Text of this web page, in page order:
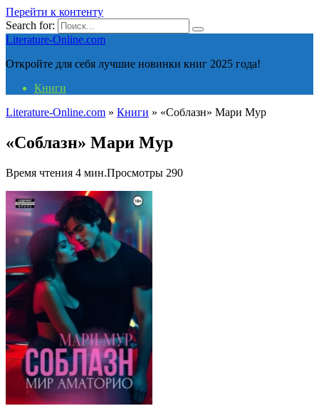
Перейти к контенту
Search for:
Literature-Online.com
Откройте для себя лучшие новинки книг 2025 года!
Книги
Literature-Online.com » Книги » «Соблазн» Мари Мур
«Соблазн» Мари Мур
Время чтения 4 мин.Просмотры 290